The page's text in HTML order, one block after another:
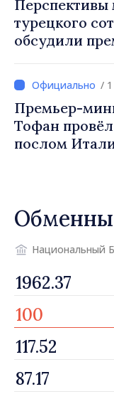
интеграции.
Могилёв-
Перспективы
турецкого
обсудили
посол Турции
Мустафа
/
Премьер-
Тофан провёл
послом
Национальный